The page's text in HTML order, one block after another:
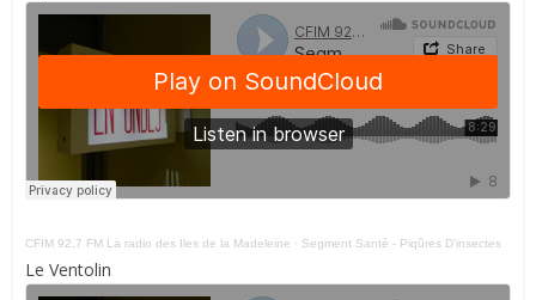
CFIM 92,7 FM La radio des Iles de la Madeleine · Segment Santé - Piqûres D'insectes
Le Ventolin